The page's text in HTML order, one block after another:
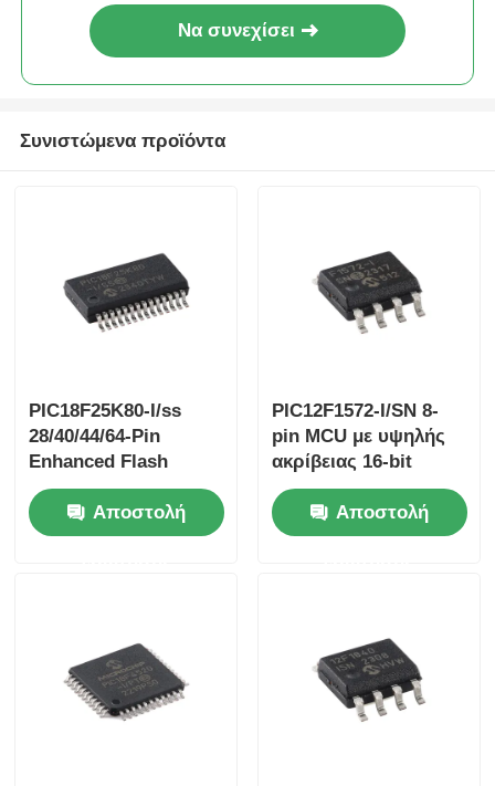
Να συνεχίσει
Συνιστώμενα προϊόντα
PIC18F25K80-I/ss
28/40/44/64-Pin
Enhanced Flash
Microcontrollersμε
ECAN™ XLP
Technology
Αποστολή
PIC12F1572-I/SN 8-
pin MCU με υψηλής
ακρίβειας 16-bit
PWMs
Αποστολή